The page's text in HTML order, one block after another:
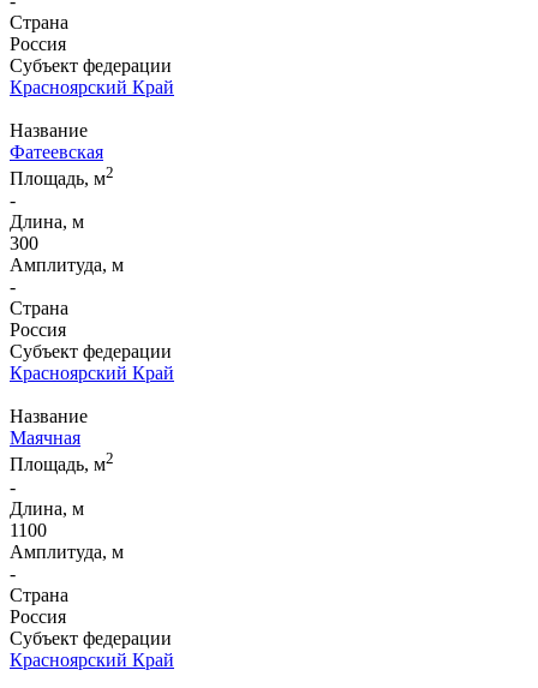
Страна
Россия
Субъект федерации
Красноярский Край
Название
Фатеевская
Площадь, м2
-
Длина, м
300
Амплитуда, м
-
Страна
Россия
Субъект федерации
Красноярский Край
Название
Маячная
Площадь, м2
-
Длина, м
1100
Амплитуда, м
-
Страна
Россия
Субъект федерации
Красноярский Край